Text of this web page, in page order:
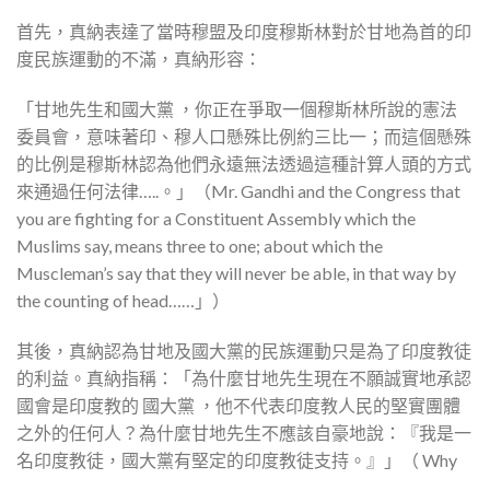
首先，真納表達了當時穆盟及印度穆斯林對於甘地為首的印
度民族運動的不滿，真納形容：
「甘地先生和國大黨 ，你正在爭取一個穆斯林所說的憲法
委員會，意味著印、穆人口懸殊比例約三比一；而這個懸殊
的比例是穆斯林認為他們永遠無法透過這種計算人頭的方式
來通過任何法律…..。」（Mr. Gandhi and the Congress that
you are fighting for a Constituent Assembly which the
Muslims say, means three to one; about which the
Muscleman’s say that they will never be able, in that way by
the counting of head……」）
其後，真納認為甘地及國大黨的民族運動只是為了印度教徒
的利益。真納指稱：「為什麼甘地先生現在不願誠實地承認
國會是印度教的 國大黨 ，他不代表印度教人民的堅實團體
之外的任何人？為什麼甘地先生不應該自豪地說：『我是一
名印度教徒，國大黨有堅定的印度教徒支持。』」（ Why